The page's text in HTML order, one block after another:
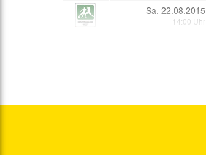
Sa. 22.08.2015
14:00 Uhr